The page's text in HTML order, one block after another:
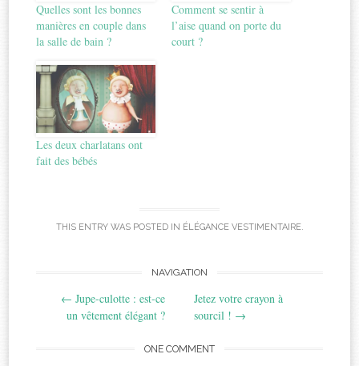
Quelles sont les bonnes
manières en couple dans
la salle de bain ?
Comment se sentir à
l’aise quand on porte du
court ?
Les deux charlatans ont
fait des bébés
THIS ENTRY WAS POSTED IN ÉLÉGANCE VESTIMENTAIRE.
navigation
NAVIGATION
← Jupe-culotte : est-ce
un vêtement élégant ?
Jetez votre crayon à
sourcil ! →
ONE COMMENT